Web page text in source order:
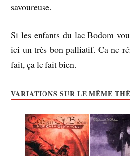
savoureuse.
Si les enfants du lac Bodom
ici un très bon palliatif. Ca ne
fait, ça le fait bien.
VARIATIONS SUR LE MÊME